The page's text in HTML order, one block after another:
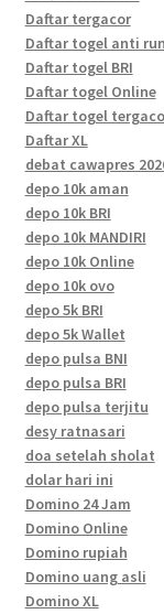
Daftar tergacor
Daftar togel anti
Daftar togel BRI
Daftar togel Online
Daftar togel
Daftar XL
debat cawapres
depo 10k aman
depo 10k BRI
depo 10k MANDIRI
depo 10k Online
depo 10k ovo
depo 5k BRI
depo 5k Wallet
depo pulsa BNI
depo pulsa BRI
depo pulsa terjitu
desy ratnasari
doa setelah sholat
dolar hari ini
Domino 24 Jam
Domino Online
Domino rupiah
Domino uang asli
Domino XL